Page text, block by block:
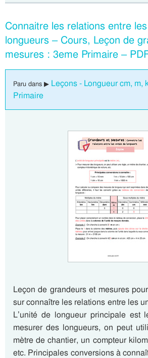
Connaitre les relations entre
longueurs – Cours, Leçon de
mesures : 3eme Primaire –
Paru dans ▶ Leçons - Longueur cm, m,
Primaire
Leçon de grandeurs et mesures
sur connaître les relations entre les
L’unité de longueur principale est
mesurer des longueurs, on peut
mètre de chantier, un compteur
etc. Principales conversions à